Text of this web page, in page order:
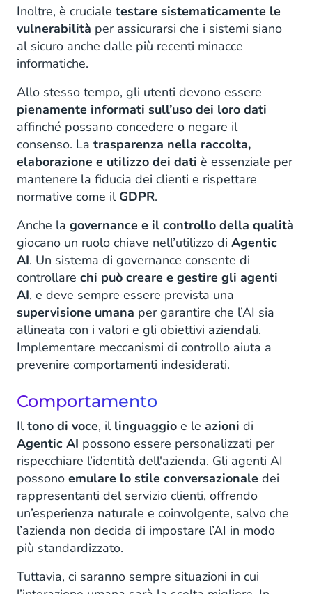
Inoltre, è cruciale testare sistematicamente le
vulnerabilità per assicurarsi che i sistemi siano
al sicuro anche dalle più recenti minacce
informatiche.
Allo stesso tempo, gli utenti devono essere
pienamente informati sull’uso dei loro dati
affinché possano concedere o negare il
consenso. La trasparenza nella raccolta,
elaborazione e utilizzo dei dati è essenziale per
mantenere la fiducia dei clienti e rispettare
normative come il GDPR.
Anche la governance e il controllo della qualità
giocano un ruolo chiave nell’utilizzo di Agentic
AI. Un sistema di governance consente di
controllare chi può creare e gestire gli agenti
AI, e deve sempre essere prevista una
supervisione umana per garantire che l’AI sia
allineata con i valori e gli obiettivi aziendali.
Implementare meccanismi di controllo aiuta a
prevenire comportamenti indesiderati.
Comportamento
Iltono di voce, il linguaggio e le azioni di
Agentic AI possono essere personalizzati per
rispecchiare l’identità dell'azienda. Gli agenti AI
possono emulare lo stile conversazionale dei
rappresentanti del servizio clienti, offrendo
un’esperienza naturale e coinvolgente, salvo che
l’azienda non decida di impostare l’AI in modo
più standardizzato.
Tuttavia, ci saranno sempre situazioni in cui